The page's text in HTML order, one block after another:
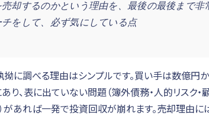
却するのかという理由を、最後の最後まで非
をして、必ず気にしている点
に調べる理由はシンプルです。買い手は数億円
り、表に出ていない問題（簿外債務・人的リスク
があれば一発で投資回収が崩れます。売却理由に